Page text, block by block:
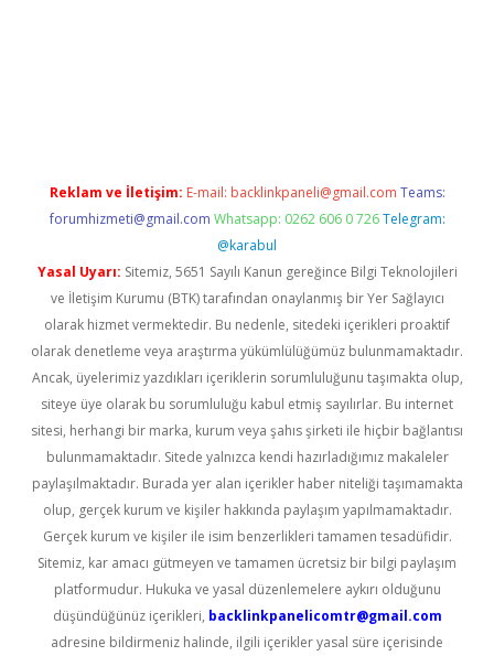
Reklam ve İletişim: E-mail: backlinkpaneli@gmail.com Teams:
forumhizmeti@gmail.com Whatsapp: 0262 606 0 726 Telegram:
@karabul
Yasal Uyarı: Sitemiz, 5651 Sayılı Kanun gereğince Bilgi Teknolojileri
ve İletişim Kurumu (BTK) tarafından onaylanmış bir Yer Sağlayıcı
olarak hizmet vermektedir. Bu nedenle, sitedeki içerikleri proaktif
olarak denetleme veya araştırma yükümlülüğümüz bulunmamaktadır.
Ancak, üyelerimiz yazdıkları içeriklerin sorumluluğunu taşımakta olup,
siteye üye olarak bu sorumluluğu kabul etmiş sayılırlar. Bu internet
sitesi, herhangi bir marka, kurum veya şahıs şirketi ile hiçbir bağlantısı
bulunmamaktadır. Sitede yalnızca kendi hazırladığımız makaleler
paylaşılmaktadır. Burada yer alan içerikler haber niteliği taşımamakta
olup, gerçek kurum ve kişiler hakkında paylaşım yapılmamaktadır.
Gerçek kurum ve kişiler ile isim benzerlikleri tamamen tesadüfidir.
Sitemiz, kar amacı gütmeyen ve tamamen ücretsiz bir bilgi paylaşım
platformudur. Hukuka ve yasal düzenlemelere aykırı olduğunu
düşündüğünüz içerikleri, backlinkpanelicomtr@gmail.com
adresine bildirmeniz halinde, ilgili içerikler yasal süre içerisinde